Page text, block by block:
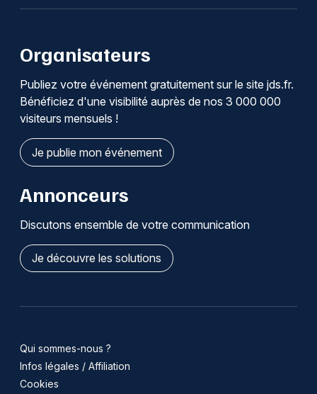
Organisateurs
Publiez votre événement gratuitement sur le site jds.fr.
Bénéficiez d'une visibilité auprès de nos 3 000 000
visiteurs mensuels !
Je publie mon événement
Annonceurs
Discutons ensemble de votre communication
Je découvre les solutions
Qui sommes-nous ?
Infos légales / Affiliation
Cookies